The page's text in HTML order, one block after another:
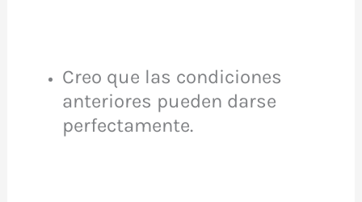
Creo que las condiciones
anteriores pueden darse
perfectamente.